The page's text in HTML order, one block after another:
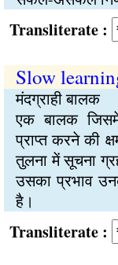
:
Slow
मंदग्राही बालक
एक बालक
प्राप्त करने की
तुलना में सूचना
उसका प्रभाव
है।
: